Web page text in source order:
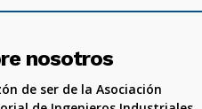
nosotros
de ser de la Asociación